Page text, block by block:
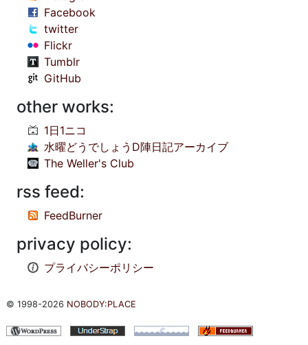
Facebook
twitter
Flickr
Tumblr
GitHub
other works:
1日1ニコ
水曜どうでしょうD陣日記アーカイブ
The Weller's Club
rss feed:
FeedBurner
privacy policy:
プライバシーポリシー
© 1998-2026 NOBODY:PLACE